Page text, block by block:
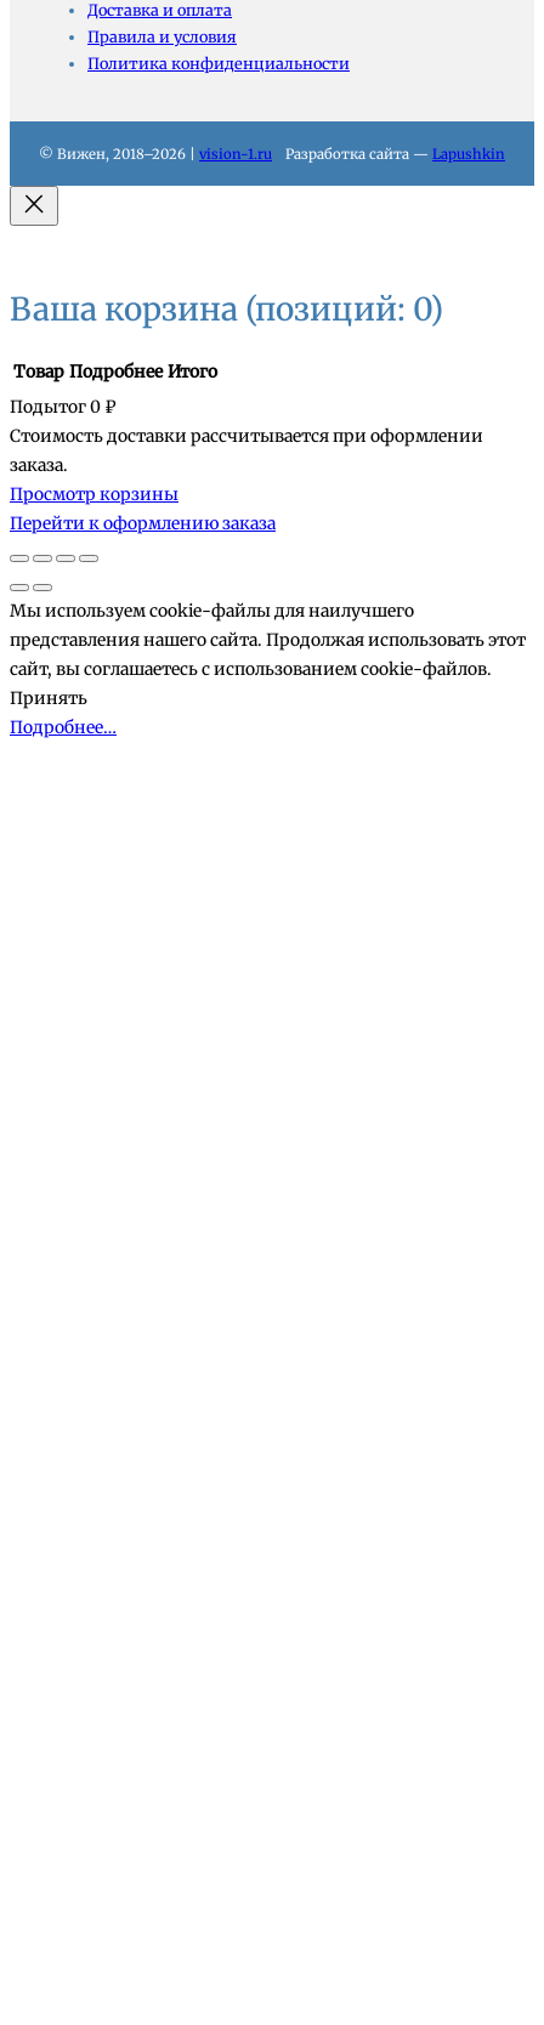
Доставка и оплата
Правила и условия
Политика конфиденциальности
© Вижен, 2018–2026 | vision-1.ru Разработка сайта — Lapushkin
Ваша корзина (позиций: 0)
Товары
в
корзине
Товар Подробнее Итого
Подытог0 ₽
Стоимость доставки рассчитывается при оформлении
заказа.
Просмотр корзины
Перейти к оформлению заказа
Мы используем cookie-файлы для наилучшего
представления нашего сайта. Продолжая использовать этот
сайт, вы соглашаетесь с использованием cookie-файлов.
Принять
Подробнее…